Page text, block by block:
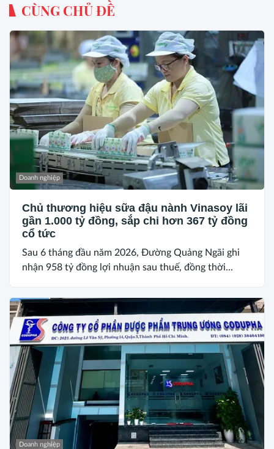
CÙNG CHỦ ĐỀ
Doanh nghiệp
Chủ thương hiệu sữa đậu nành Vinasoy lãi
gần 1.000 tỷ đồng, sắp chi hơn 367 tỷ đồng
cổ tức
Sau 6 tháng đầu năm 2026, Đường Quảng Ngãi ghi
nhận 958 tỷ đồng lợi nhuận sau thuế, đồng thời...
Doanh nghiệp